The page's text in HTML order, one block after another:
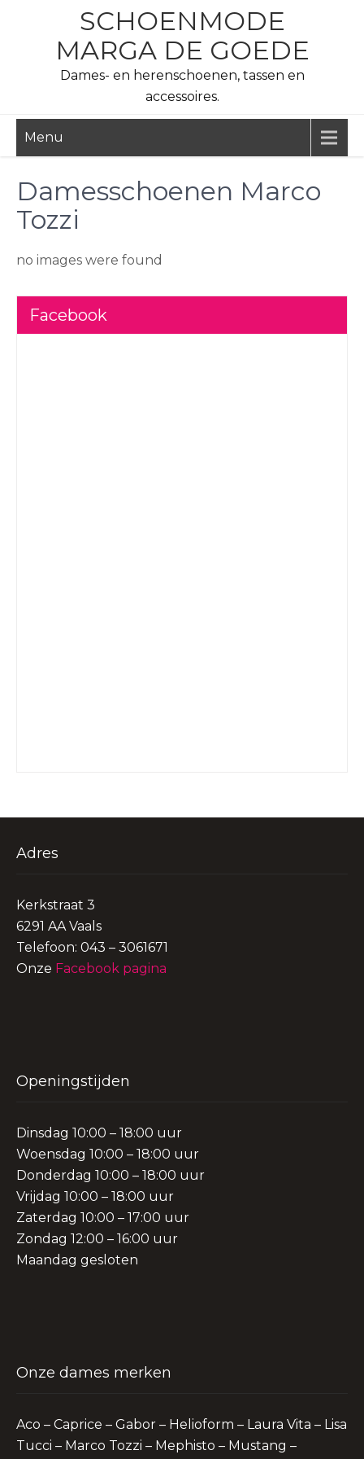
SCHOENMODE
MARGA DE GOEDE
Dames- en herenschoenen, tassen en
accessoires.
Menu
Damesschoenen Marco
Tozzi
no images were found
Facebook
Adres
Kerkstraat 3
6291 AA Vaals
Telefoon: 043 – 3061671
Onze Facebook pagina
Openingstijden
Dinsdag 10:00 – 18:00 uur
Woensdag 10:00 – 18:00 uur
Donderdag 10:00 – 18:00 uur
Vrijdag 10:00 – 18:00 uur
Zaterdag 10:00 – 17:00 uur
Zondag 12:00 – 16:00 uur
Maandag gesloten
Onze dames merken
Aco – Caprice – Gabor – Helioform – Laura Vita – Lisa
Tucci – Marco Tozzi – Mephisto – Mustang –